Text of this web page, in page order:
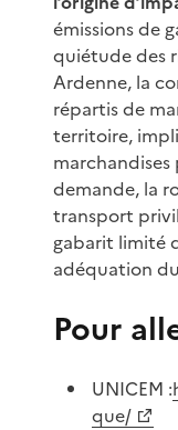
émissions de
quiétude des
Ardenne, la
répartis de
territoire,
demande, la
transport
gabarit limité
adéquation
Pour
UNICEM :
que/